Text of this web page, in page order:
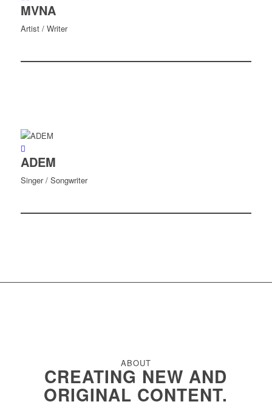
MVNA
Artist / Writer
ADEM
Singer / Songwriter
ABOUT
CREATING NEW AND
ORIGINAL CONTENT.